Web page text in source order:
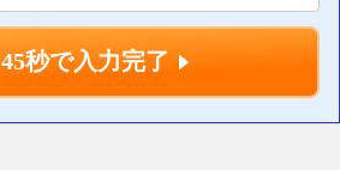
45秒で入力完了